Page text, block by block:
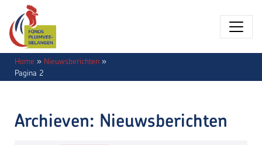
Home » Nieuwsberichten »
Pagina 2
Archieven: Nieuwsberichten